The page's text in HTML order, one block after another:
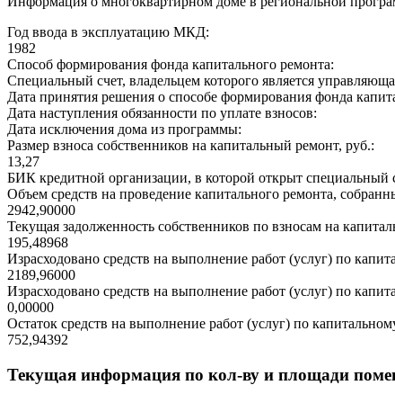
Год ввода в эксплуатацию МКД:
1982
Способ формирования фонда капитального ремонта:
Специальный счет, владельцем которого является
Дата принятия решения о способе формирования фонда
Дата наступления обязанности по уплате взносов:
Дата исключения дома из программы:
Размер взноса собственников на капитальный ремонт, руб.:
13,27
БИК кредитной организации, в которой открыт специальный
Объем средств на проведение капитального ремонта,
2942,90000
Текущая задолженность собственников по взносам на
195,48968
Израсходовано средств на выполнение работ (услуг) по
2189,96000
Израсходовано средств на выполнение работ (услуг) по
0,00000
Остаток средств на выполнение работ (услуг) по
752,94392
Текущая информация по кол-ву и площади